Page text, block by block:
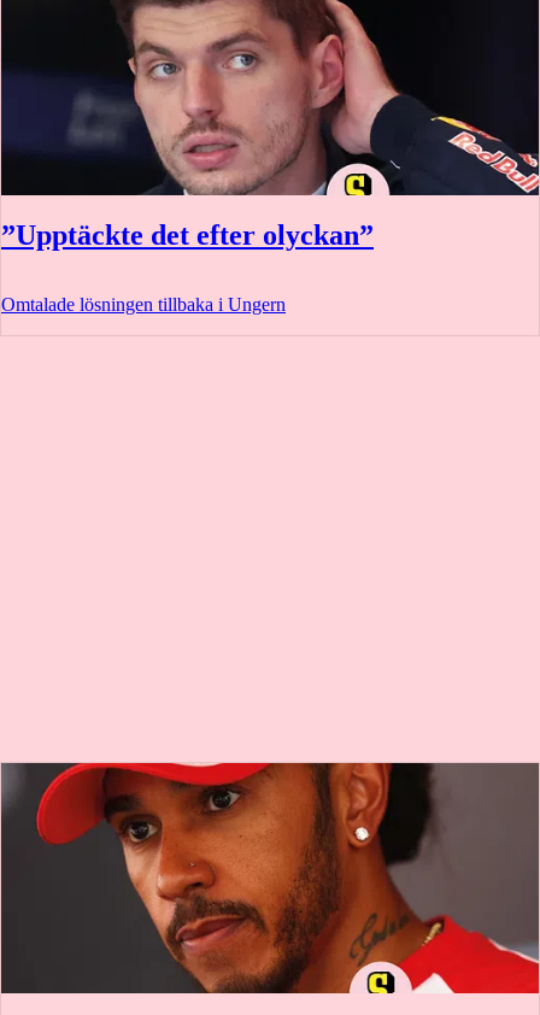
”Upptäckte det efter olyckan”
Omtalade lösningen tillbaka i Ungern